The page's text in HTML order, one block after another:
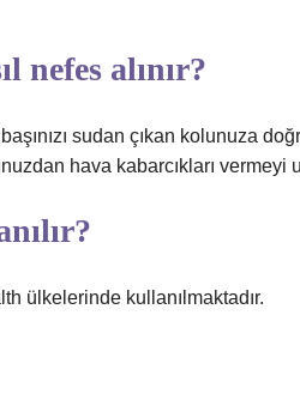
nefes alınır?
sudan çıkan kolunuza
hava kabarcıkları vermeyi
ülkelerinde kullanılmaktadır.